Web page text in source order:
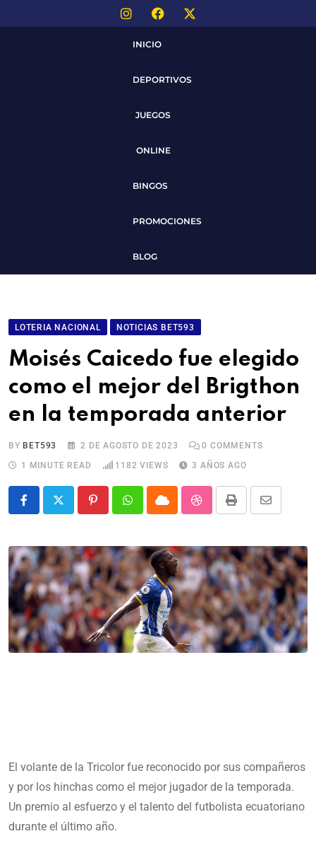
INICIO
DEPORTIVOS
JUEGOS
ONLINE
BINGOS
PROMOCIONES
BLOG
LOTERIA NACIONAL NOTICIAS BET593
Moisés Caicedo fue elegido
como el mejor del Brigthon
en la temporada anterior
BY BET593 2 DE AGOSTO DE 2023 0 COMMENTS
1 MINUTE READ
1182 VIEWS 3 AÑOS AGO
El volante de la Tricolor fue reconocido por sus compañeros
y por los hinchas como el mejor jugador de la temporada.
Un premio al esfuerzo y el talento del futbolista ecuatoriano
durante el último año.